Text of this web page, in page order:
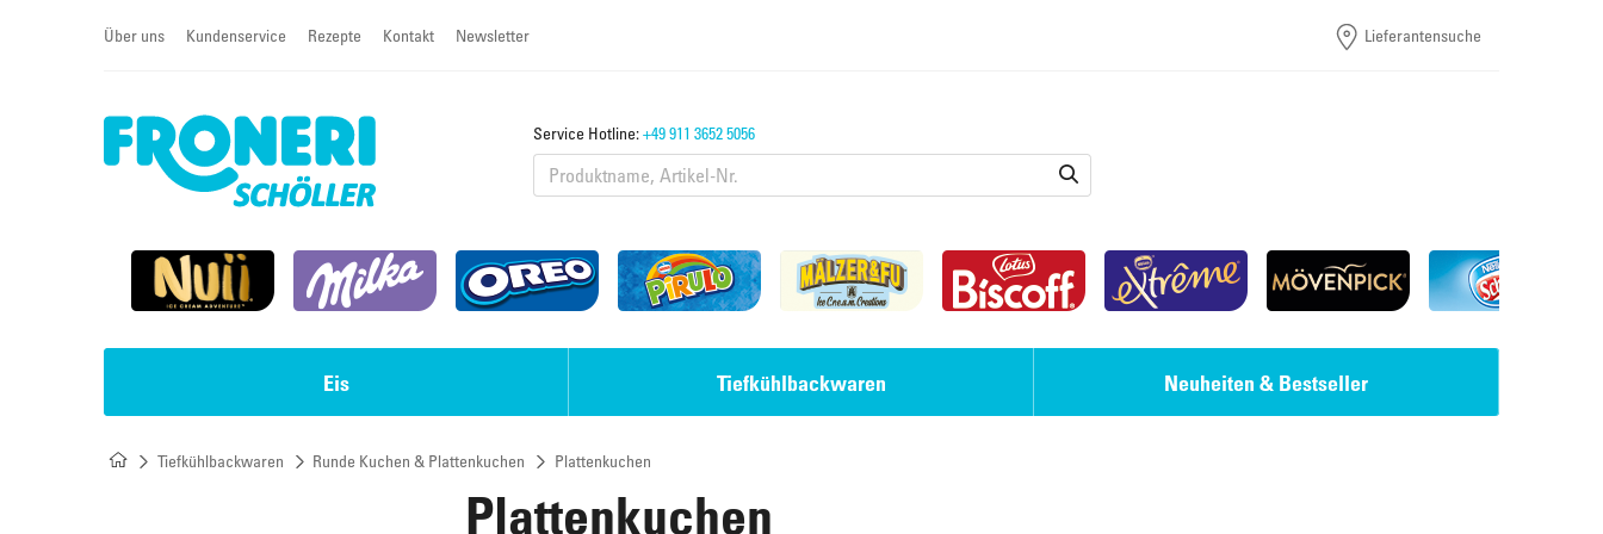
Über uns Kundenservice Rezepte Kontakt Newsletter Lieferantensuche
Service Hotline:+49 911 3652 5056
Eis
Eis-Desserts
Tiefkühlbackwaren
Laugengebäck
Neuheiten & Bestseller
Tiefkühlbackwaren Runde Kuchen & Plattenkuchen Plattenkuchen
Plattenkuchen